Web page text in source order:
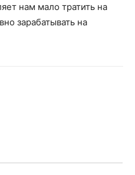
нам мало тратить на
зарабатывать на